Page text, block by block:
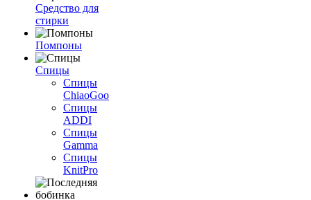
Средство для
стирки
Помпоны
Спицы
Спицы
ChiaoGoo
Спицы
ADDI
Спицы
Gamma
Спицы
KnitPro